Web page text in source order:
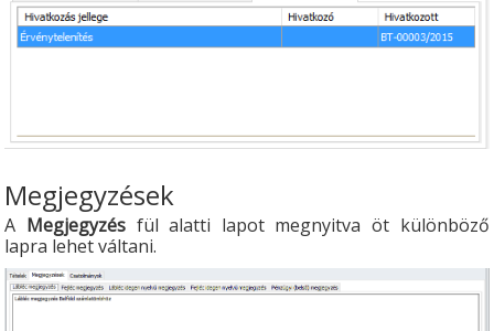
Megjegyzések
A Megjegyzés fül alatti lapot megnyitva öt különböző
lapra lehet váltani.